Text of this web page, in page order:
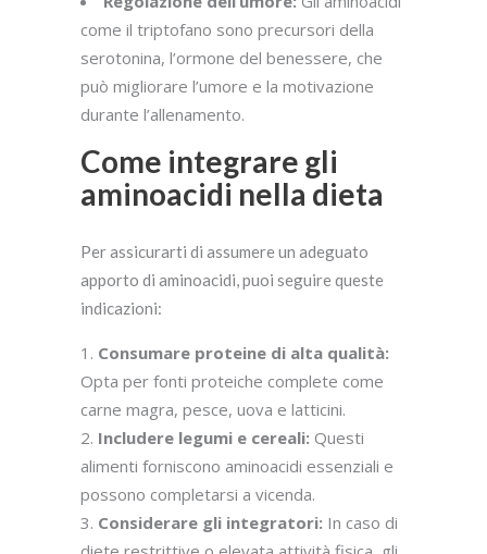
come il triptofano sono precursori della
serotonina, l’ormone del benessere, che
può migliorare l’umore e la motivazione
durante l’allenamento.
Come integrare gli
aminoacidi nella dieta
Per assicurarti di assumere un adeguato
apporto di aminoacidi, puoi seguire queste
indicazioni:
Consumare proteine di alta qualità:
Opta per fonti proteiche complete come
carne magra, pesce, uova e latticini.
Includere legumi e cereali: Questi
alimenti forniscono aminoacidi essenziali e
possono completarsi a vicenda.
Considerare gli integratori: In caso di